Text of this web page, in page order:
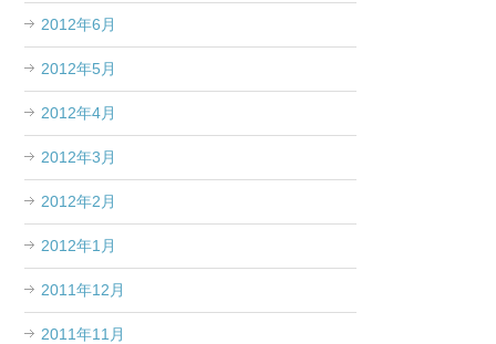
2012年6月
2012年5月
2012年4月
2012年3月
2012年2月
2012年1月
2011年12月
2011年11月